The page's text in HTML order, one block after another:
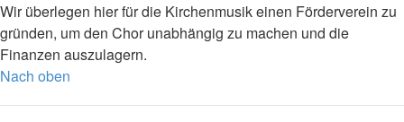
Wir überlegen hier für die Kirchenmusik einen Förderverein zu
gründen, um den Chor unabhängig zu machen und die
Finanzen auszulagern.
Nach oben